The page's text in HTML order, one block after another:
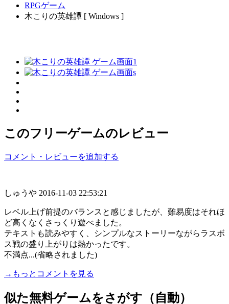
RPGゲーム
木こりの英雄譚 [ Windows ]
このフリーゲームのレビュー
コメント・レビューを追加する
しゅうや 2016-11-03 22:53:21
レベル上げ前提のバランスと感じましたが、難易度はそれほ
ど高くなくさっくり遊べました。
テキストも読みやすく、シンプルなストーリーながらラスボ
ス戦の盛り上がりは熱かったです。
不満点...(省略されました)
→もっとコメントを見る
似た無料ゲームをさがす（自動）